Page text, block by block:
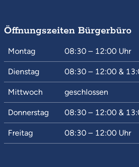
Öffnungszeiten Bürgerbüro
Montag 08:30 – 12:00 Uhr
Dienstag 08:30 – 12:00 &
Mittwoch geschlossen
Donnerstag 08:30 – 12:00 &
Freitag 08:30 – 12:00 Uhr